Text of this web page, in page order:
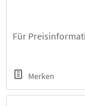
Für
Merken